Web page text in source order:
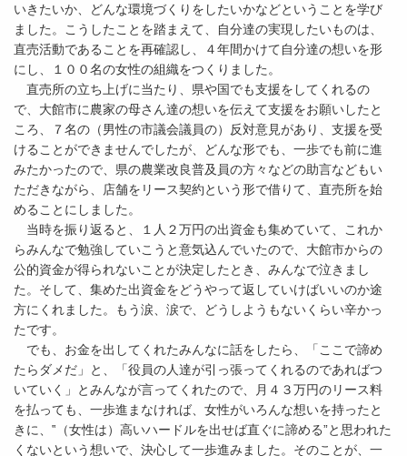
いきたいか、どんな環境づくりをしたいかなどということを学び
ました。こうしたことを踏まえて、自分達の実現したいものは、
直売活動であることを再確認し、４年間かけて自分達の想いを形
にし、１００名の女性の組織をつくりました。
直売所の立ち上げに当たり、県や国でも支援をしてくれるの
で、大館市に農家の母さん達の想いを伝えて支援をお願いしたと
ころ、７名の（男性の市議会議員の）反対意見があり、支援を受
けることができませんでしたが、どんな形でも、一歩でも前に進
みたかったので、県の農業改良普及員の方々などの助言などもい
ただきながら、店舗をリース契約という形で借りて、直売所を始
めることにしました。
当時を振り返ると、１人２万円の出資金も集めていて、これか
らみんなで勉強していこうと意気込んでいたので、大館市からの
公的資金が得られないことが決定したとき、みんなで泣きまし
た。そして、集めた出資金をどうやって返していけばいいのか途
方にくれました。もう涙、涙で、どうしようもないくらい辛かっ
たです。
でも、お金を出してくれたみんなに話をしたら、「ここで諦め
たらダメだ」と、「役員の人達が引っ張ってくれるのであればつ
いていく」とみんなが言ってくれたので、月４３万円のリース料
を払っても、一歩進まなければ、女性がいろんな想いを持ったと
きに、‟（女性は）高いハードルを出せば直ぐに諦める”と思われた
くないという想いで、決心して一歩進みました。そのことが、一